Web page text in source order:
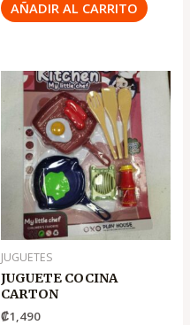
AÑADIR AL CARRITO
JUGUETES
JUGUETE COCINA
CARTON
₡1,490